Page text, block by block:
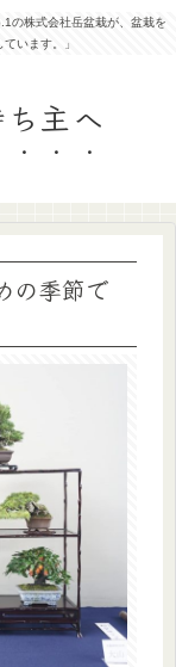
の株式会社岳盆栽が、盆栽を
います。」
主へ
の季節で